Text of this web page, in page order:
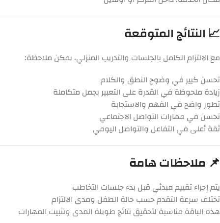
📈 النتائج المتوقعة
مع الالتزام الكامل بالجلسات والتدريب المنزلي، يمكن ملاحظة:
تحسن كبير في وضوح النطق والكلام
زيادة ملحوظة في القدرة على التعبير بجمل متكاملة
تطور واضح في الفهم والاستجابة
تحسن في مهارات التواصل الاجتماعي
ثقة أعلى في التفاعل والتواصل اليومي
📌 ملاحظات هامة
يتم إجراء تقييم مبدئي قبل بدء جلسات التخاطب
تختلف سرعة التقدم حسب حالة الطفل ومدى الالتزام
هذه الباقة مناسبة لتحقيق نتائج طويلة المدى وتثبيت المهارات